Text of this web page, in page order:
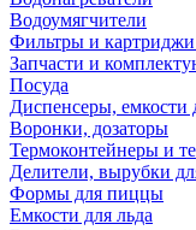
Водоумягчители
Фильтры и картриджи
Запчасти и
Посуда
Диспенсеры, емкости
Воронки, дозаторы
Термоконтейнеры и
Делители, вырубки
Формы для пиццы
Емкости для льда